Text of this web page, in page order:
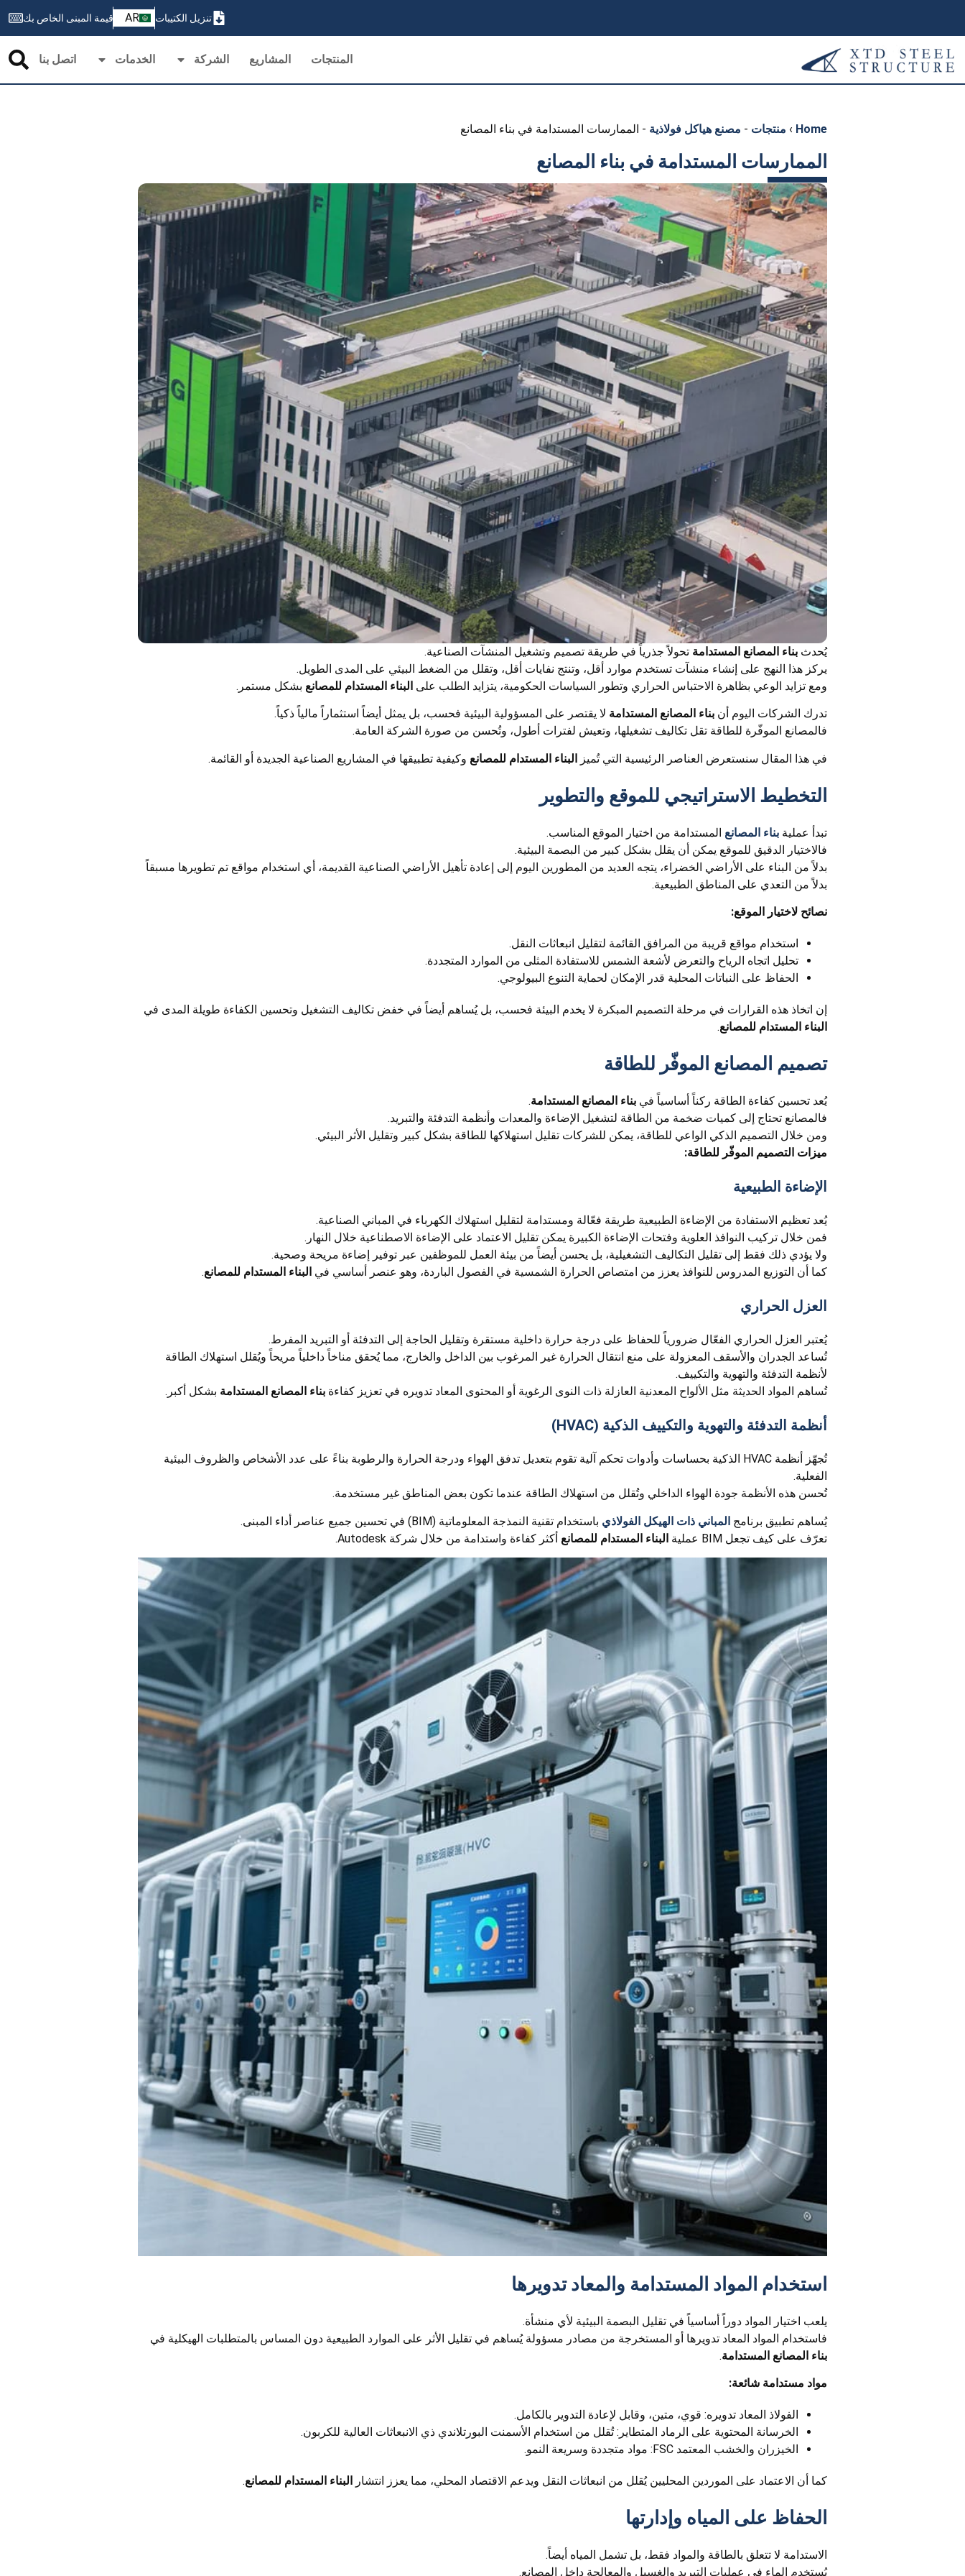
تنزيل الكتيبات AR
PT
قيمة المبنى الخاص بك
المنتجات المشاريع الشركة الخدمات اتصل بنا
Home
› منتجات - مصنع هياكل فولاذية - الممارسات المستدامة في بناء المصانع
الممارسات المستدامة في بناء المصانع
يُحدث بناء المصانع المستدامة تحولاً جذرياً في طريقة تصميم وتشغيل المنشآت الصناعية.
يركز هذا النهج على إنشاء منشآت تستخدم موارد أقل، وتنتج نفايات أقل، وتقلل من الضغط البيئي على المدى الطويل.
ومع تزايد الوعي بظاهرة الاحتباس الحراري وتطور السياسات الحكومية، يتزايد الطلب على البناء المستدام للمصانع بشكل مستمر.
تدرك الشركات اليوم أن بناء المصانع المستدامة لا يقتصر على المسؤولية البيئية فحسب، بل يمثل أيضاً استثماراً مالياً ذكياً.
فالمصانع الموفّرة للطاقة تقل تكاليف تشغيلها، وتعيش لفترات أطول، وتُحسن من صورة الشركة العامة.
في هذا المقال سنستعرض العناصر الرئيسية التي تُميز البناء المستدام للمصانع وكيفية تطبيقها في المشاريع الصناعية الجديدة أو القائمة.
التخطيط الاستراتيجي للموقع والتطوير
تبدأ عملية بناء المصانع المستدامة من اختيار الموقع المناسب.
فالاختيار الدقيق للموقع يمكن أن يقلل بشكل كبير من البصمة البيئية.
بدلاً من البناء على الأراضي الخضراء، يتجه العديد من المطورين اليوم إلى إعادة تأهيل الأراضي الصناعية القديمة، أي استخدام مواقع تم تطويرها مسبقاً
بدلاً من التعدي على المناطق الطبيعية.
نصائح لاختيار الموقع:
استخدام مواقع قريبة من المرافق القائمة لتقليل انبعاثات النقل.
تحليل اتجاه الرياح والتعرض لأشعة الشمس للاستفادة المثلى من الموارد المتجددة.
الحفاظ على النباتات المحلية قدر الإمكان لحماية التنوع البيولوجي.
إن اتخاذ هذه القرارات في مرحلة التصميم المبكرة لا يخدم البيئة فحسب، بل يُساهم أيضاً في خفض تكاليف التشغيل وتحسين الكفاءة طويلة المدى في
البناء المستدام للمصانع.
تصميم المصانع الموفّر للطاقة
يُعد تحسين كفاءة الطاقة ركناً أساسياً في بناء المصانع المستدامة.
فالمصانع تحتاج إلى كميات ضخمة من الطاقة لتشغيل الإضاءة والمعدات وأنظمة التدفئة والتبريد.
ومن خلال التصميم الذكي الواعي للطاقة، يمكن للشركات تقليل استهلاكها للطاقة بشكل كبير وتقليل الأثر البيئي.
ميزات التصميم الموفّر للطاقة:
الإضاءة الطبيعية
يُعد تعظيم الاستفادة من الإضاءة الطبيعية طريقة فعّالة ومستدامة لتقليل استهلاك الكهرباء في المباني الصناعية.
فمن خلال تركيب النوافذ العلوية وفتحات الإضاءة الكبيرة يمكن تقليل الاعتماد على الإضاءة الاصطناعية خلال النهار.
ولا يؤدي ذلك فقط إلى تقليل التكاليف التشغيلية، بل يحسن أيضاً من بيئة العمل للموظفين عبر توفير إضاءة مريحة وصحية.
كما أن التوزيع المدروس للنوافذ يعزز من امتصاص الحرارة الشمسية في الفصول الباردة، وهو عنصر أساسي في البناء المستدام للمصانع.
العزل الحراري
يُعتبر العزل الحراري الفعّال ضرورياً للحفاظ على درجة حرارة داخلية مستقرة وتقليل الحاجة إلى التدفئة أو التبريد المفرط.
تُساعد الجدران والأسقف المعزولة على منع انتقال الحرارة غير المرغوب بين الداخل والخارج، مما يُحقق مناخاً داخلياً مريحاً ويُقلل استهلاك الطاقة
لأنظمة التدفئة والتهوية والتكييف.
تُساهم المواد الحديثة مثل الألواح المعدنية العازلة ذات النوى الرغوية أو المحتوى المعاد تدويره في تعزيز كفاءة بناء المصانع المستدامة بشكل أكبر.
أنظمة التدفئة والتهوية والتكييف الذكية (HVAC)
تُجهّز أنظمة HVAC الذكية بحساسات وأدوات تحكم آلية تقوم بتعديل تدفق الهواء ودرجة الحرارة والرطوبة بناءً على عدد الأشخاص والظروف البيئية
الفعلية.
تُحسن هذه الأنظمة جودة الهواء الداخلي وتُقلل من استهلاك الطاقة عندما تكون بعض المناطق غير مستخدمة.
يُساهم تطبيق برنامج المباني ذات الهيكل الفولاذي باستخدام تقنية النمذجة المعلوماتية (BIM) في تحسين جميع عناصر أداء المبنى.
تعرّف على كيف تجعل BIM عملية
البناء المستدام للمصانع أكثر كفاءة واستدامة من خلال شركة Autodesk.
استخدام المواد المستدامة والمعاد تدويرها
يلعب اختيار المواد دوراً أساسياً في تقليل البصمة البيئية لأي منشأة.
فاستخدام المواد المعاد تدويرها أو المستخرجة من مصادر مسؤولة يُساهم في تقليل الأثر على الموارد الطبيعية دون المساس بالمتطلبات الهيكلية في
بناء المصانع المستدامة.
مواد مستدامة شائعة:
الفولاذ المعاد تدويره: قوي، متين، وقابل لإعادة التدوير بالكامل.
الخرسانة المحتوية على الرماد المتطاير: تُقلل من استخدام الأسمنت البورتلاندي ذي الانبعاثات العالية للكربون.
الخيزران والخشب المعتمد FSC: مواد متجددة وسريعة النمو.
كما أن الاعتماد على الموردين المحليين يُقلل من انبعاثات النقل ويدعم الاقتصاد المحلي، مما يعزز انتشار البناء المستدام للمصانع.
الحفاظ على المياه وإدارتها
الاستدامة لا تتعلق بالطاقة والمواد فقط، بل تشمل المياه أيضاً.
يُستخدم الماء في عمليات التبريد والغسيل والمعالجة داخل المصانع.